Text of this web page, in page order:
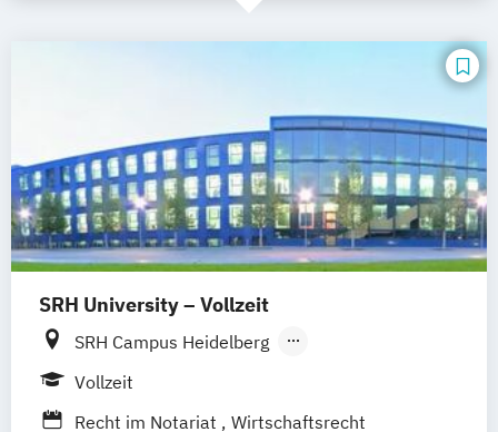
SRH University – Vollzeit
SRH Campus Heidelberg
SRH Campus Berlin
Vollzeit
Recht im Notariat
Wirtschaftsrecht